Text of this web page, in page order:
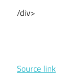
/div>
Source link